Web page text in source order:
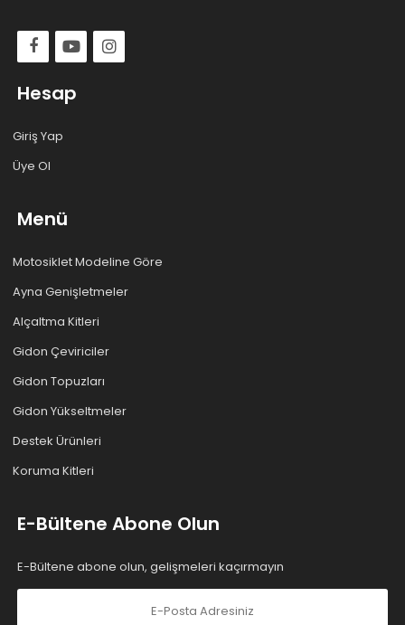
Hesap
Giriş Yap
Üye Ol
Menü
Motosiklet Modeline Göre
Ayna Genişletmeler
Alçaltma Kitleri
Gidon Çeviriciler
Gidon Topuzları
Gidon Yükseltmeler
Destek Ürünleri
Koruma Kitleri
E-Bültene Abone Olun
E-Bültene abone olun, gelişmeleri kaçırmayın